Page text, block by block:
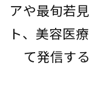
アや最旬若
ト、美容医
て発信す